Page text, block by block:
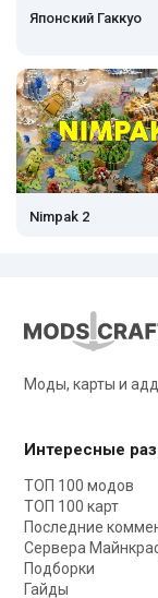
Японский Гаккуо
Nimpak 2
Моды, карты и
Интересные
ТОП 100 модов
ТОП 100 карт
Последние
Сервера
Подборки
Гайды